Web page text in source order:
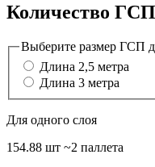
Количество
Выберите размер ГСП
Длина 2,5 метра
Длина 3 метра
Для одного слоя
154.88 шт ~2 паллета